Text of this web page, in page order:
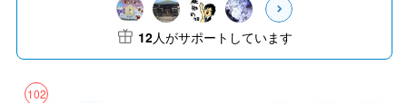
102
12人がサポートしています